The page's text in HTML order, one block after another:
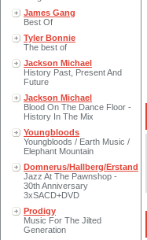
James Gang
Best Of
Tyler Bonnie
The best of
Jackson Michael
History Past, Present And
Future
Jackson Michael
Blood On The Dance Floor -
History In The Mix
Youngbloods
Youngbloods / Earth Music /
Elephant Mountain
Domnerus/Hallberg/Erstand
Jazz At The Pawnshop -
30th Anniversary
3xSACD+DVD
Prodigy
Music For The Jilted
Generation